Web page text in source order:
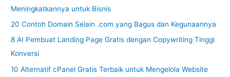
Meningkatkannya untuk Bisnis
20 Contoh Domain Selain .com yang Bagus dan Kegunaannya
8 AI Pembuat Landing Page Gratis dengan Copywriting Tinggi
Konversi
10 Alternatif cPanel Gratis Terbaik untuk Mengelola Website